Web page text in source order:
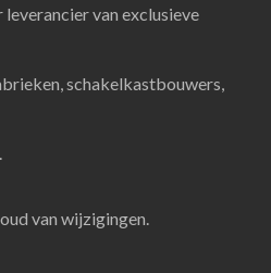
van exclusieve
schakelkastbouwers,
van wijzigingen.